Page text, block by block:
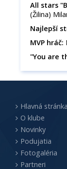
All stars
(Žilina)
Najlepší
MVP hráč:
"You are
Hlavná stránka
O klube
Novinky
Podujatia
Fotogaléria
Partneri